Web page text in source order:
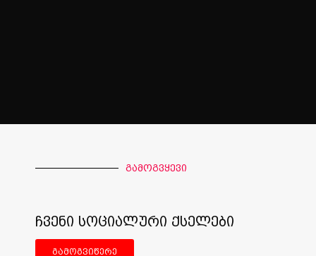
გამოგვყევი
ჩვენი სოციალური ქსელები
გამოგვიწერე